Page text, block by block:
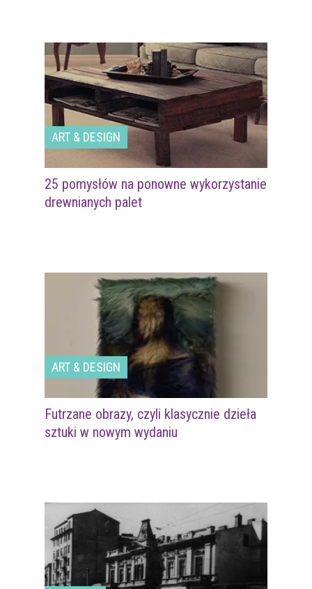
ART & DESIGN
25 pomysłów na ponowne wykorzystanie
drewnianych palet
ART & DESIGN
Futrzane obrazy, czyli klasycznie dzieła
sztuki w nowym wydaniu